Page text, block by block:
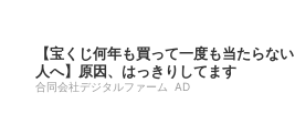
【宝くじ何年も買って一度も当たらない
人へ】原因、はっきりしてます
合同会社デジタルファーム AD